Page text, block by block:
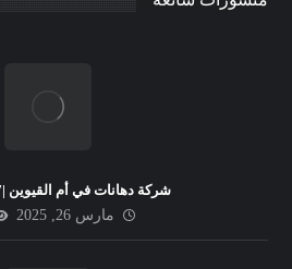
شركة دهانات في أم القيوين |0547149297
مارس 26, 2025